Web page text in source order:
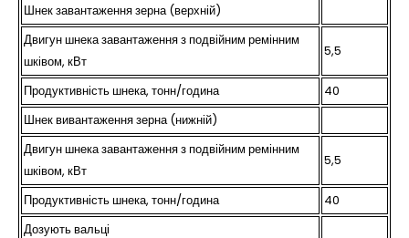
Шнек завантаження зерна (верхній)
Двигун шнека завантаження з подвійним ремінним
шківом, кВт
5,5
Продуктивність шнека, тонн/година
40
Шнек вивантаження зерна (нижній)
Двигун шнека завантаження з подвійним ремінним
шківом, кВт
5,5
Продуктивність шнека, тонн/година
40
Дозують вальці